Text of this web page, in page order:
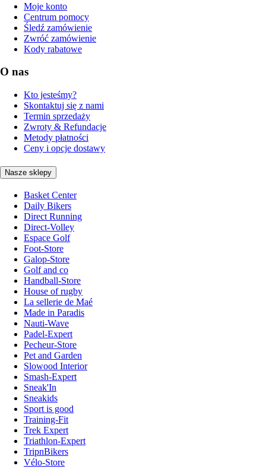
Moje konto
Centrum pomocy
Śledź zamówienie
Zwróć zamówienie
Kody rabatowe
O nas
Kto jesteśmy?
Skontaktuj się z nami
Termin sprzedaży
Zwroty & Refundacje
Metody płatności
Ceny i opcje dostawy
Nasze sklepy
Basket Center
Daily Bikers
Direct Running
Direct-Volley
Espace Golf
Foot-Store
Galop-Store
Golf and co
Handball-Store
House of rugby
La sellerie de Maé
Made in Paradis
Nauti-Wave
Padel-Expert
Pecheur-Store
Pet and Garden
Slowood Interior
Smash-Expert
Sneak'In
Sneakids
Sport is good
Training-Fit
Trek Expert
Triathlon-Expert
TripnBikers
Vélo-Store